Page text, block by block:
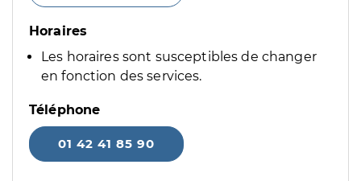
Horaires
Les horaires sont susceptibles de changer
en fonction des services.
Téléphone
01 42 41 85 90